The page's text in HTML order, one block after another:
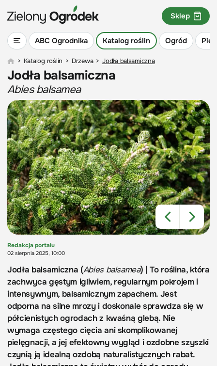
ABC Ogrodnika Katalog roślin Ogród
Sklep
> Katalog roślin > Drzewa > Jodła balsamiczna
Jodła balsamiczna
Abies balsamea
Redakcja portalu
02 sierpnia 2025, 10:00
Jodła balsamiczna (Abies balsamea) | To roślina, która
zachwyca gęstym igliwiem, regularnym pokrojem i
intensywnym, balsamicznym zapachem. Jest
odporna na silne mrozy i doskonale sprawdza się w
półcienistych ogrodach z kwaśną glebą. Nie
wymaga częstego cięcia ani skomplikowanej
pielęgnacji, a jej efektowny wygląd i ozdobne szyszki
czynią ją idealną ozdobą naturalistycznych rabat.